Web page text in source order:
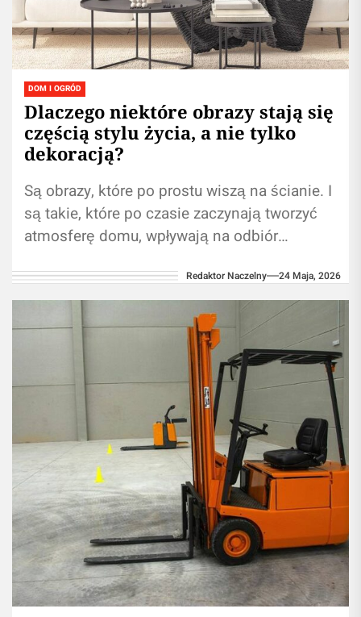
DOM I OGRÓD
Dlaczego niektóre obrazy stają się
częścią stylu życia, a nie tylko
dekoracją?
Są obrazy, które po prostu wiszą na ścianie. I
są takie, które po czasie zaczynają tworzyć
atmosferę domu, wpływają na odbiór
Redaktor Naczelny 24 Maja, 2026